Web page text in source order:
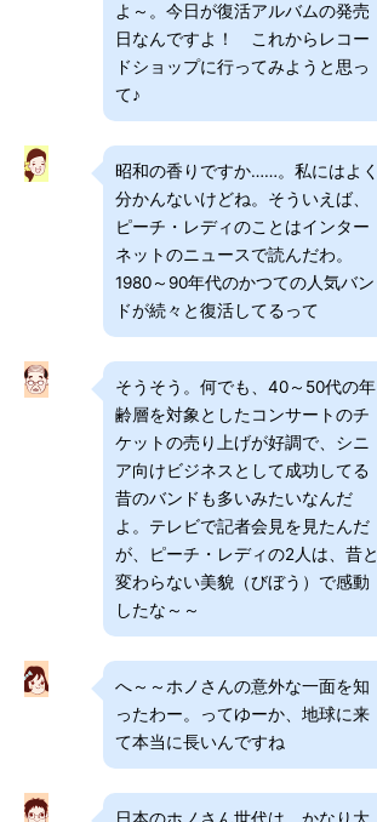
よ～。今日が復活アルバムの発売
日なんですよ！ これからレコー
ドショップに行ってみようと思っ
て♪
昭和の香りですか……。私にはよく
分かんないけどね。そういえば、
ピーチ・レディのことはインター
ネットのニュースで読んだわ。
1980～90年代のかつての人気バン
ドが続々と復活してるって
そうそう。何でも、40～50代の年
齢層を対象としたコンサートのチ
ケットの売り上げが好調で、シニ
ア向けビジネスとして成功してる
昔のバンドも多いみたいなんだ
よ。テレビで記者会見を見たんだ
が、ピーチ・レディの2人は、昔と
変わらない美貌（びぼう）で感動
したな～～
へ～～ホノさんの意外な一面を知
ったわー。ってゆーか、地球に来
て本当に長いんですね